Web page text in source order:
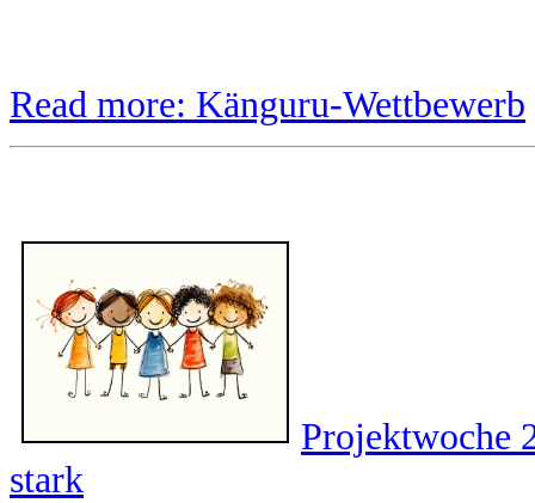
Read more: Känguru-Wettbewerb
Projektwoche
stark